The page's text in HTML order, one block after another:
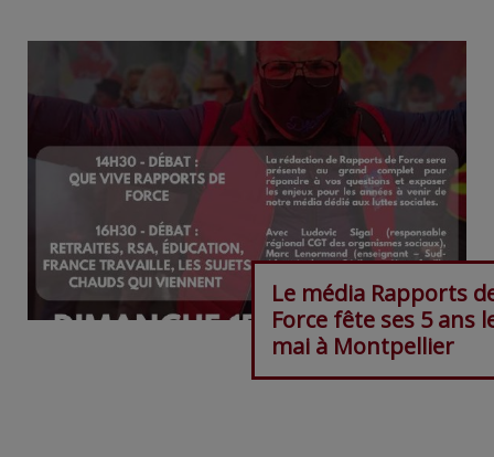
Le média Rapports
Force fête ses 5 ans
mai à Montpellier